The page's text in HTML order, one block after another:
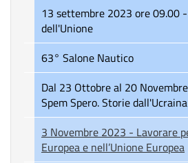
13 settembre 2023 ore 09.00 - Discorso Stato
dell'Unione
63° Salone Nautico
Dal 23 Ottobre al 20 Novembre 2023 - Contra
Spem Spero. Storie dall'Ucraina
3 Novembre 2023 - Lavorare per l’Unione
Europea e nell’Unione Europea